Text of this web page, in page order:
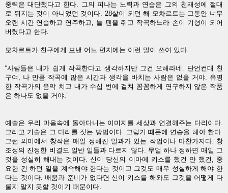
중력은 대단했다고 한다. 그의 피나는 노력과 연습은 그의 천재성에 절대
로 뒤지는 것이 아니었던 것이다. 28살이 되던 해 모차르트는 그동안 너무
오랜 시간 연습하고 연주하고, 늘 펜을 쥐고 작곡하느라 손이 기형이 되어
버렸다고 한다.
모차르트가 친구에게 보낸 어느 편지에는 이런 말이 쓰여 있다.
“사람들은 내가 쉽게 작곡한다고 생각하지만 그건 오해라네. 단언컨대 친
구여, 나 만큼 작곡에 많은 시간과 생각을 바치는 사람은 없을 거야. 유명
한 작곡가의 음악 치고 내가 수십 번에 걸쳐 꼼꼼하게 연구하지 않은 작품
은 하나도 없을 거야.”
예술은 우리 마음속에 돌아다니는 이미지를 세상과 연결해주는 다리이다.
그리고 기술은 그 다리를 짓는 방법이다. 그렇기 때문에 연습을 해야 한다.
그런 의미에서 창작은 매일 정해진 일과가 있는 작업이나 마찬가지다. 창
조성의 진정한 비결도 일반 일들과 다르지 않다. 무얼 하나 정하면 매일 그
것을 성실히 해내는 것이다. 신이 당신의 이마에 키스를 했건 안 했건, 중
요한 건 하던 일을 계속해야 한다는 것이고 그것도 매우 성실하게 해야 한
다는 것이다. 배움과 준비가 없다면 신이 키스를 해와도 그것을 어떻게 다
룰지 알지 못할 것이기 때문이다.